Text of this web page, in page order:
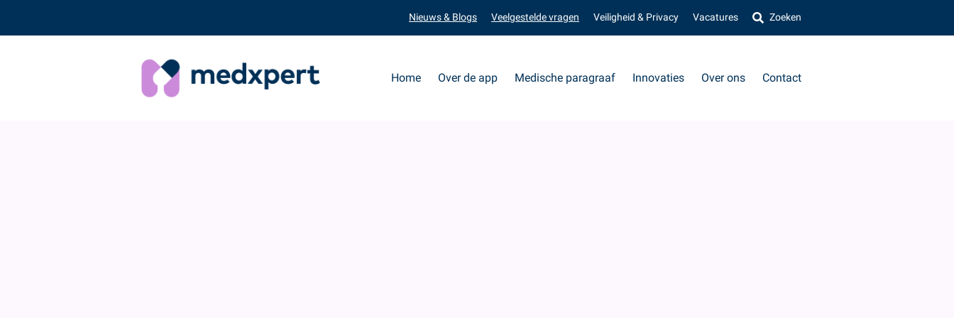
Nieuws & Blogs Veelgestelde vragen Veiligheid & Privacy Vacatures Zoeken
Home Over de app Medische paragraaf Innovaties Over ons Contact